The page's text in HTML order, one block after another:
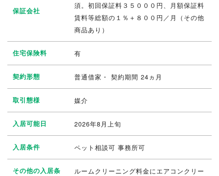
保証会社
須。初回保証料３５０００円、月額保証料
賃料等総額の１％＋８００円／月（その他
商品あり）
住宅保険料 有
契約形態 普通借家・ 契約期間 24ヵ月
取引態様 媒介
入居可能日 2026年8月上旬
入居条件 ペット相談可 事務所可
その他の入居条
ルームクリーニング料金にエアコンクリー